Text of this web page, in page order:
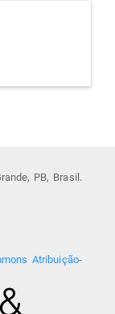
PB, Brasil.
Atribuição-